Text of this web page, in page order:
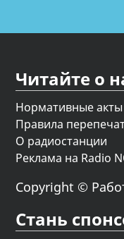
Читайте о
Нормативные акты
Правила
О радиостанции
Реклама на Radio
Copyright ©
Стань